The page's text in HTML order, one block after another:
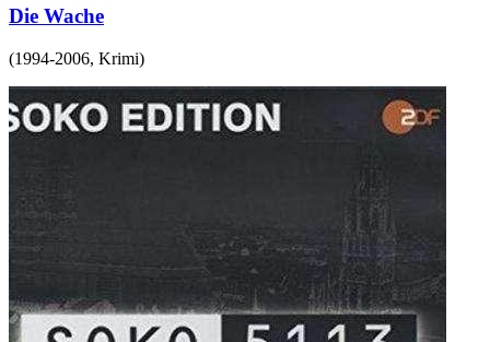
Die Wache
(1994-2006, Krimi)